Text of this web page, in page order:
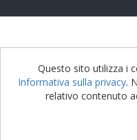
Questo sito utilizza i
Informativa sulla privacy.
relativo contenuto